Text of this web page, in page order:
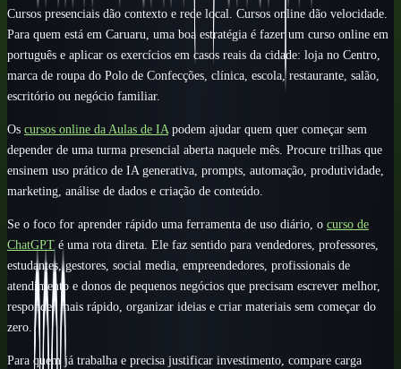
Cursos presenciais dão contexto e rede local. Cursos online dão velocidade.
Para quem está em Caruaru, uma boa estratégia é fazer um curso online em
português e aplicar os exercícios em casos reais da cidade: loja no Centro,
marca de roupa do Polo de Confecções, clínica, escola, restaurante, salão,
escritório ou negócio familiar.
Os cursos online da Aulas de IApodem ajudar quem quer começar sem
depender de uma turma presencial aberta naquele mês. Procure trilhas que
ensinem uso prático de IA generativa, prompts, automação, produtividade,
marketing, análise de dados e criação de conteúdo.
Se o foco for aprender rápido uma ferramenta de uso diário, o curso de
ChatGPTé uma rota direta. Ele faz sentido para vendedores, professores,
estudantes, gestores, social media, empreendedores, profissionais de
atendimento e donos de pequenos negócios que precisam escrever melhor,
responder mais rápido, organizar ideias e criar materiais sem começar do
zero.
Para quem já trabalha e precisa justificar investimento, compare carga